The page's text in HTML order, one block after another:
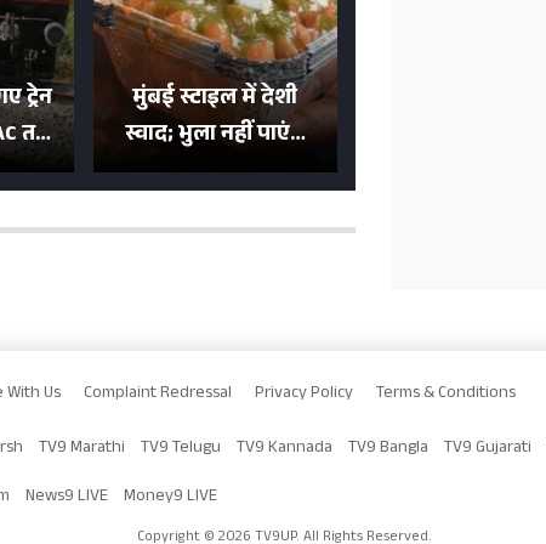
ट्रेन
तक
मुंबई स्टाइल में देशी
स्वाद; भुला नहीं पाएंगे
मुल्तानी छोले-पाव का
Us Complaint Redressal Privacy Policy Terms & Conditions
TV9 Marathi TV9 Telugu TV9 Kannada TV9 Bangla TV9 Gujarati
News9 LIVE Money9 LIVE
Copyright © 2026 TV9UP. All Rights Reserved.